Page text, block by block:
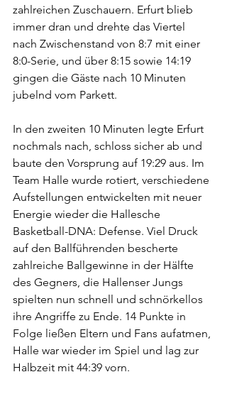
zahlreichen Zuschauern. Erfurt blieb
immer dran und drehte das Viertel
nach Zwischenstand von 8:7 mit einer
8:0-Serie, und über 8:15 sowie 14:19
gingen die Gäste nach 10 Minuten
jubelnd vom Parkett.
In den zweiten 10 Minuten legte Erfurt
nochmals nach, schloss sicher ab und
baute den Vorsprung auf 19:29 aus. Im
Team Halle wurde rotiert, verschiedene
Aufstellungen entwickelten mit neuer
Energie wieder die Hallesche
Basketball-DNA: Defense. Viel Druck
auf den Ballführenden bescherte
zahlreiche Ballgewinne in der Hälfte
des Gegners, die Hallenser Jungs
spielten nun schnell und schnörkellos
ihre Angriffe zu Ende. 14 Punkte in
Folge ließen Eltern und Fans aufatmen,
Halle war wieder im Spiel und lag zur
Halbzeit mit 44:39 vorn.